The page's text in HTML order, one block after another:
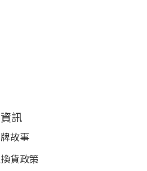
故事
貨政策